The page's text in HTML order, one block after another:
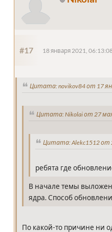
#17 18 января 2021,
Цитата: novikov84 от 17
Цитата: Nikolai от 27
Цитата: Alekc1512 от
ребята где
В начале темы
ядра. Способ
По какой-то причине ни